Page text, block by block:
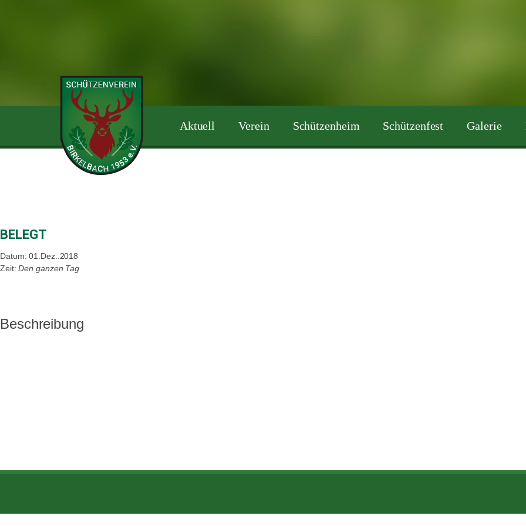
Aktuell Verein Schützenheim Schützenfest Galerie
BELEGT
Datum: 01.Dez..2018
Zeit:Den ganzen Tag
Beschreibung